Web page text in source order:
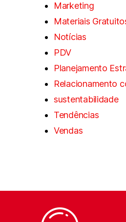
Marketing
Materiais
Notícias
PDV
Planejamento
Relacionamento
sustentabilidade
Tendências
Vendas